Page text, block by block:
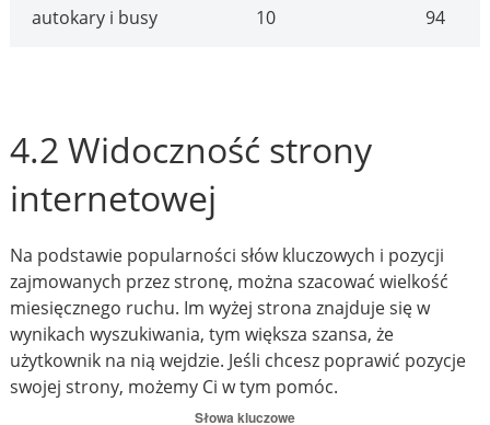
autokary i busy 10 94
4.2 Widoczność strony
internetowej
Na podstawie popularności słów kluczowych i pozycji
zajmowanych przez stronę, można szacować wielkość
miesięcznego ruchu. Im wyżej strona znajduje się w
wynikach wyszukiwania, tym większa szansa, że
użytkownik na nią wejdzie. Jeśli chcesz poprawić pozycje
swojej strony, możemy Ci w tym pomóc.